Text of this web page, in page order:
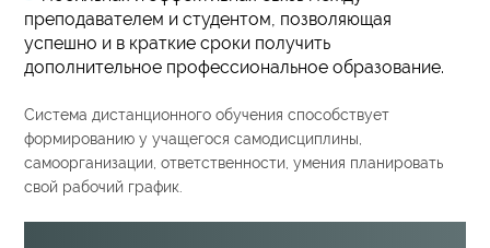
преподавателем и студентом, позволяющая
успешно и в краткие сроки получить
дополнительное профессиональное образование.
Система дистанционного обучения способствует
формированию у учащегося самодисциплины,
самоорганизации, ответственности, умения планировать
свой рабочий график.